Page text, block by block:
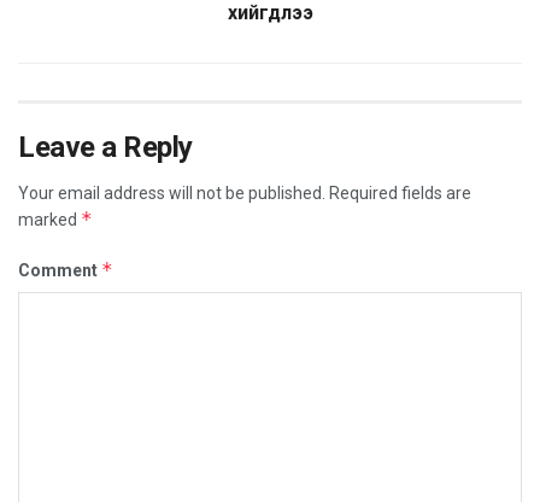
хийгдлээ
Leave a Reply
Your email address will not be published. Required fields are
marked *
Comment *